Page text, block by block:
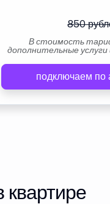
850
В стоимость
дополнительные услуги
подключаем по
квартире